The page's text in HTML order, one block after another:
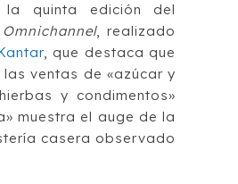
la quinta edición del
, realizado
, que destaca que
ventas de «azúcar y
y condimentos»
muestra el auge de la
casera observado